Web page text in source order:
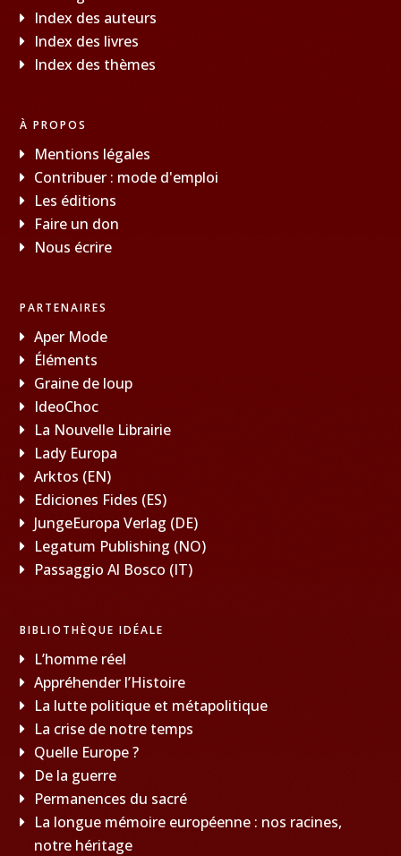
Index des auteurs
Index des livres
Index des thèmes
À PROPOS
Mentions légales
Contribuer : mode d'emploi
Les éditions
Faire un don
Nous écrire
PARTENAIRES
Aper Mode
Éléments
Graine de loup
IdeoChoc
La Nouvelle Librairie
Lady Europa
Arktos (EN)
Ediciones Fides (ES)
JungeEuropa Verlag (DE)
Legatum Publishing (NO)
Passaggio Al Bosco (IT)
BIBLIOTHÈQUE IDÉALE
L’homme réel
Appréhender l’Histoire
La lutte politique et métapolitique
La crise de notre temps
Quelle Europe ?
De la guerre
Permanences du sacré
La longue mémoire européenne : nos racines,
notre héritage